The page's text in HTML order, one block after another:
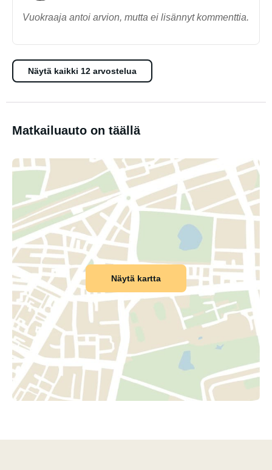
Vuokraaja antoi arvion, mutta ei lisännyt kommenttia.
Näytä kaikki 12 arvostelua
Matkailuauto on täällä
Näytä kartta